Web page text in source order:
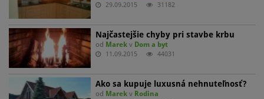
29.09.2015 31182
Najčastejšie chyby pri stavbe krbu
od Marek v Dom a byt
11.09.2015 44031
Ako sa kupuje luxusná nehnuteľnosť?
od Marek v Rodina